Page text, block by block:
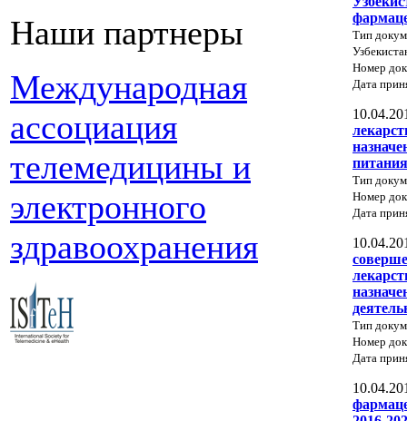
Наши партнеры
Международная
ассоциация
телемедицины и
электронного
здравоохранения
Тип
Номер
Дата
питания
Тип
Номер
Дата
Тип
Номер
Дата